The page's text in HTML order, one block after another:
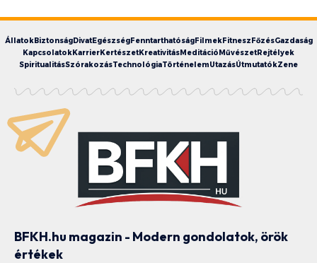
ÁllatokBiztonságDivatEgészségFenntarthatóságFilmekFitneszFőzésGazdaság
KapcsolatokKarrierKertészetKreativitásMeditációMűvészetRejtélyek
SpiritualitásSzórakozásTechnológiaTörténelemUtazásÚtmutatókZene
BFKH.hu magazin - Modern gondolatok, örök
értékek